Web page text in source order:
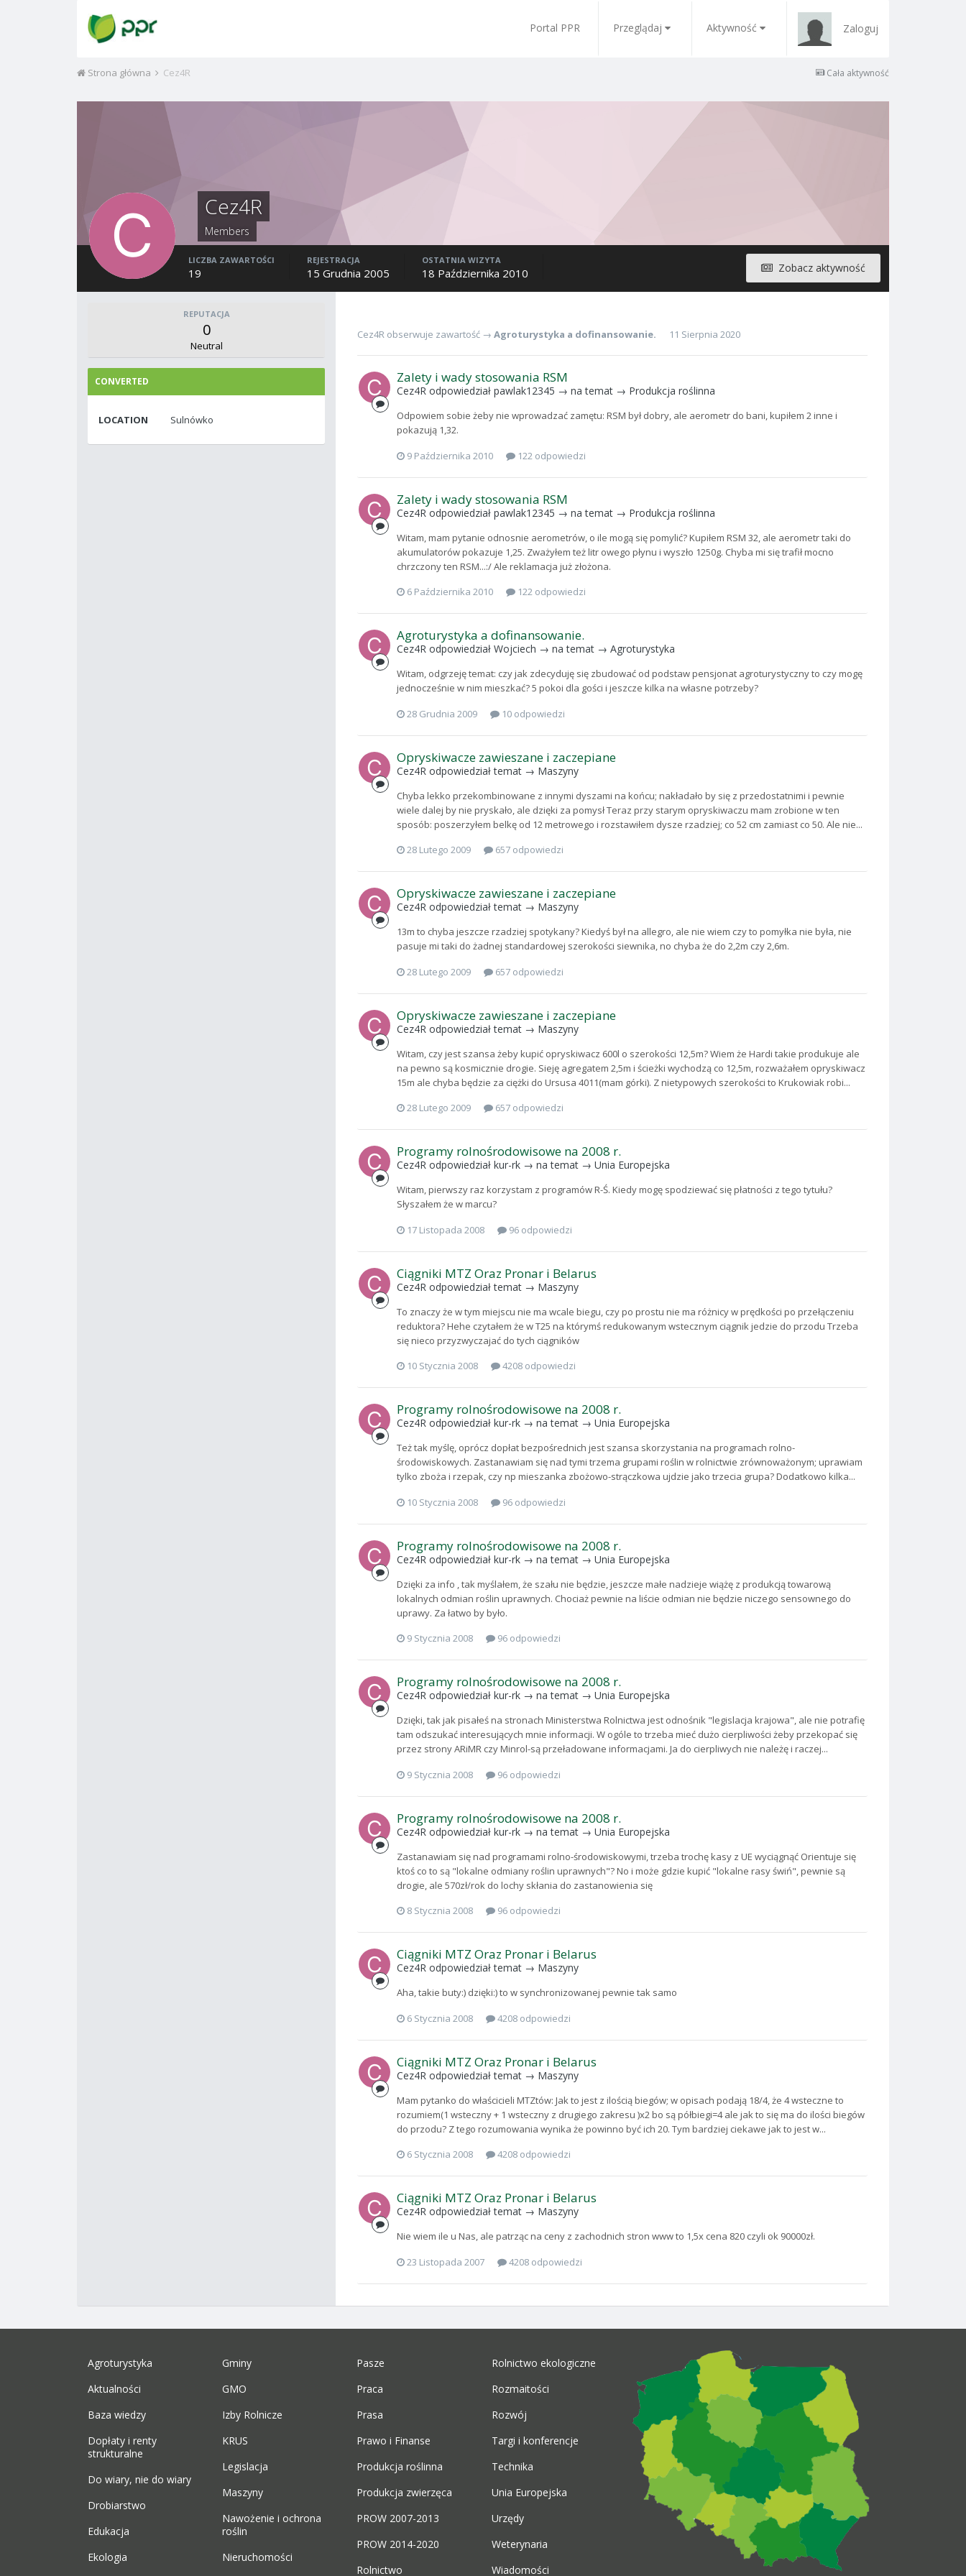
Portal PPR Przeglądaj Aktywność Zaloguj
Cała aktywność
Strona główna Cez4R
Cez4R
Members
Zobacz aktywność
LICZBA ZAWARTOŚCI
19
REJESTRACJA
15 Grudnia 2005
OSTATNIA WIZYTA
18 Października 2010
REPUTACJA
0
Neutral
CONVERTED
LOCATION Sulnówko
Cez4R obserwuje zawartość → Agroturystyka a dofinansowanie. 11 Sierpnia 2020
Zalety i wady stosowania RSM
Cez4R odpowiedział pawlak12345 → na temat → Produkcja roślinna
Odpowiem sobie żeby nie wprowadzać zamętu: RSM był dobry, ale aerometr do bani, kupiłem 2 inne i
pokazują 1,32.
9 Października 2010
122 odpowiedzi
Zalety i wady stosowania RSM
Cez4R odpowiedział pawlak12345 → na temat → Produkcja roślinna
Witam, mam pytanie odnosnie aerometrów, o ile mogą się pomylić? Kupiłem RSM 32, ale aerometr taki do
akumulatorów pokazuje 1,25. Zważyłem też litr owego płynu i wyszło 1250g. Chyba mi się trafił mocno
chrzczony ten RSM...:/ Ale reklamacja już złożona.
6 Października 2010
122 odpowiedzi
Agroturystyka a dofinansowanie.
Cez4R odpowiedział Wojciech → na temat → Agroturystyka
Witam, odgrzeję temat: czy jak zdecyduję się zbudować od podstaw pensjonat agroturystyczny to czy mogę
jednocześnie w nim mieszkać? 5 pokoi dla gości i jeszcze kilka na własne potrzeby?
28 Grudnia 2009
10 odpowiedzi
Opryskiwacze zawieszane i zaczepiane
Cez4R odpowiedział temat → Maszyny
Chyba lekko przekombinowane z innymi dyszami na końcu; nakładało by się z przedostatnimi i pewnie
wiele dalej by nie pryskało, ale dzięki za pomysł Teraz przy starym opryskiwaczu mam zrobione w ten
sposób: poszerzyłem belkę od 12 metrowego i rozstawiłem dysze rzadziej; co 52 cm zamiast co 50. Ale nie...
28 Lutego 2009
657 odpowiedzi
Opryskiwacze zawieszane i zaczepiane
Cez4R odpowiedział temat → Maszyny
13m to chyba jeszcze rzadziej spotykany? Kiedyś był na allegro, ale nie wiem czy to pomyłka nie była, nie
pasuje mi taki do żadnej standardowej szerokości siewnika, no chyba że do 2,2m czy 2,6m.
28 Lutego 2009
657 odpowiedzi
Opryskiwacze zawieszane i zaczepiane
Cez4R odpowiedział temat → Maszyny
Witam, czy jest szansa żeby kupić opryskiwacz 600l o szerokości 12,5m? Wiem że Hardi takie produkuje ale
na pewno są kosmicznie drogie. Sieję agregatem 2,5m i ścieżki wychodzą co 12,5m, rozważałem opryskiwacz
15m ale chyba będzie za ciężki do Ursusa 4011(mam górki). Z nietypowych szerokości to Krukowiak robi...
28 Lutego 2009
657 odpowiedzi
Programy rolnośrodowisowe na 2008 r.
Cez4R odpowiedział kur-rk → na temat → Unia Europejska
Witam, pierwszy raz korzystam z programów R-Ś. Kiedy mogę spodziewać się płatności z tego tytułu?
Słyszałem że w marcu?
17 Listopada 2008
96 odpowiedzi
Ciągniki MTZ Oraz Pronar i Belarus
Cez4R odpowiedział temat → Maszyny
To znaczy że w tym miejscu nie ma wcale biegu, czy po prostu nie ma różnicy w prędkości po przełączeniu
reduktora? Hehe czytałem że w T25 na którymś redukowanym wstecznym ciągnik jedzie do przodu Trzeba
się nieco przyzwyczajać do tych ciągników
10 Stycznia 2008
4208 odpowiedzi
Programy rolnośrodowisowe na 2008 r.
Cez4R odpowiedział kur-rk → na temat → Unia Europejska
Też tak myślę, oprócz dopłat bezpośrednich jest szansa skorzystania na programach rolno-
środowiskowych. Zastanawiam się nad tymi trzema grupami roślin w rolnictwie zrównoważonym; uprawiam
tylko zboża i rzepak, czy np mieszanka zbożowo-strączkowa ujdzie jako trzecia grupa? Dodatkowo kilka...
10 Stycznia 2008
96 odpowiedzi
Programy rolnośrodowisowe na 2008 r.
Cez4R odpowiedział kur-rk → na temat → Unia Europejska
Dzięki za info , tak myślałem, że szału nie będzie, jeszcze małe nadzieje wiążę z produkcją towarową
lokalnych odmian roślin uprawnych. Chociaż pewnie na liście odmian nie będzie niczego sensownego do
uprawy. Za łatwo by było.
9 Stycznia 2008
96 odpowiedzi
Programy rolnośrodowisowe na 2008 r.
Cez4R odpowiedział kur-rk → na temat → Unia Europejska
Dzięki, tak jak pisałeś na stronach Ministerstwa Rolnictwa jest odnośnik "legislacja krajowa", ale nie potrafię
tam odszukać interesujących mnie informacji. W ogóle to trzeba mieć dużo cierpliwości żeby przekopać się
przez strony ARiMR czy Minrol-są przeładowane informacjami. Ja do cierpliwych nie należę i raczej...
9 Stycznia 2008
96 odpowiedzi
Programy rolnośrodowisowe na 2008 r.
Cez4R odpowiedział kur-rk → na temat → Unia Europejska
Zastanawiam się nad programami rolno-środowiskowymi, trzeba trochę kasy z UE wyciągnąć Orientuje się
ktoś co to są "lokalne odmiany roślin uprawnych"? No i może gdzie kupić "lokalne rasy świń", pewnie są
drogie, ale 570zł/rok do lochy skłania do zastanowienia się
8 Stycznia 2008
96 odpowiedzi
Ciągniki MTZ Oraz Pronar i Belarus
Cez4R odpowiedział temat → Maszyny
Aha, takie buty:) dzięki:) to w synchronizowanej pewnie tak samo
6 Stycznia 2008
4208 odpowiedzi
Ciągniki MTZ Oraz Pronar i Belarus
Cez4R odpowiedział temat → Maszyny
Mam pytanko do właścicieli MTZtów: Jak to jest z ilością biegów; w opisach podają 18/4, że 4 wsteczne to
rozumiem(1 wsteczny + 1 wsteczny z drugiego zakresu )x2 bo są półbiegi=4 ale jak to się ma do ilości biegów
do przodu? Z tego rozumowania wynika że powinno być ich 20. Tym bardziej ciekawe jak to jest w...
6 Stycznia 2008
4208 odpowiedzi
Ciągniki MTZ Oraz Pronar i Belarus
Cez4R odpowiedział temat → Maszyny
Nie wiem ile u Nas, ale patrząc na ceny z zachodnich stron www to 1,5x cena 820 czyli ok 90000zł.
23 Listopada 2007
4208 odpowiedzi
Agroturystyka
Aktualności
Baza wiedzy
Dopłaty i renty
strukturalne
Do wiary, nie do wiary
Drobiarstwo
Edukacja
Ekologia
Gminy
GMO
Izby Rolnicze
KRUS
Legislacja
Maszyny
Nawożenie i ochrona
roślin
Nieruchomości
Pasze
Praca
Prasa
Prawo i Finanse
Produkcja roślinna
Produkcja zwierzęca
PROW 2007-2013
PROW 2014-2020
Rolnictwo
Rolnictwo ekologiczne
Rozmaitości
Rozwój
Targi i konferencje
Technika
Unia Europejska
Urzędy
Weterynaria
Wiadomości